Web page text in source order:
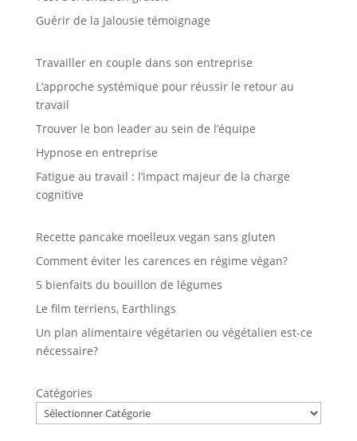
Guérir de la Jalousie témoignage
Travailler en couple dans son entreprise
L’approche systémique pour réussir le retour au
travail
Trouver le bon leader au sein de l’équipe
Hypnose en entreprise
Fatigue au travail : l’impact majeur de la charge
cognitive
Recette pancake moelleux vegan sans gluten
Comment éviter les carences en régime végan?
5 bienfaits du bouillon de légumes
Le film terriens, Earthlings
Un plan alimentaire végétarien ou végétalien est-ce
nécessaire?
Catégories